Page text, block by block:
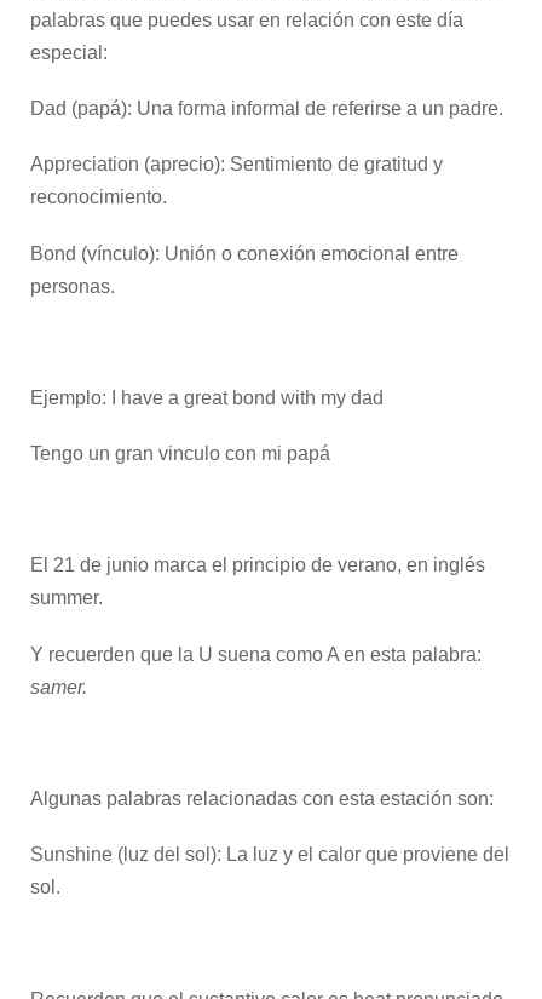
palabras que puedes usar en relación con este día
especial:
Dad (papá): Una forma informal de referirse a un padre.
Appreciation (aprecio): Sentimiento de gratitud y
reconocimiento.
Bond (vínculo): Unión o conexión emocional entre
personas.
Ejemplo: I have a great bond with my dad
Tengo un gran vinculo con mi papá
El 21 de junio marca el principio de verano, en inglés
summer.
Y recuerden que la U suena como A en esta palabra:
samer.
Algunas palabras relacionadas con esta estación son:
Sunshine (luz del sol): La luz y el calor que proviene del
sol.